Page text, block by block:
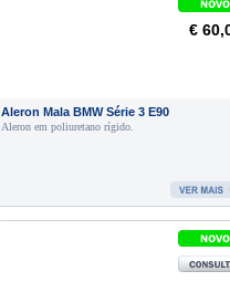
€
Aleron Mala BMW Série 3 E90
Aleron em poliuretano rígido.